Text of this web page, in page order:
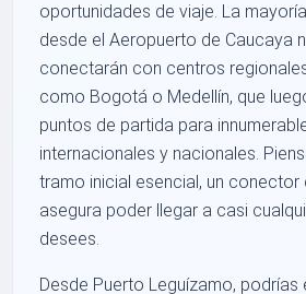
oportunidades de viaje. La
desde el Aeropuerto de Caucaya
conectarán con centros
como Bogotá o Medellín, que
puntos de partida para
internacionales y nacionales.
tramo inicial esencial, un conector
asegura poder llegar a casi
desees.
Desde Puerto Leguízamo, podrías